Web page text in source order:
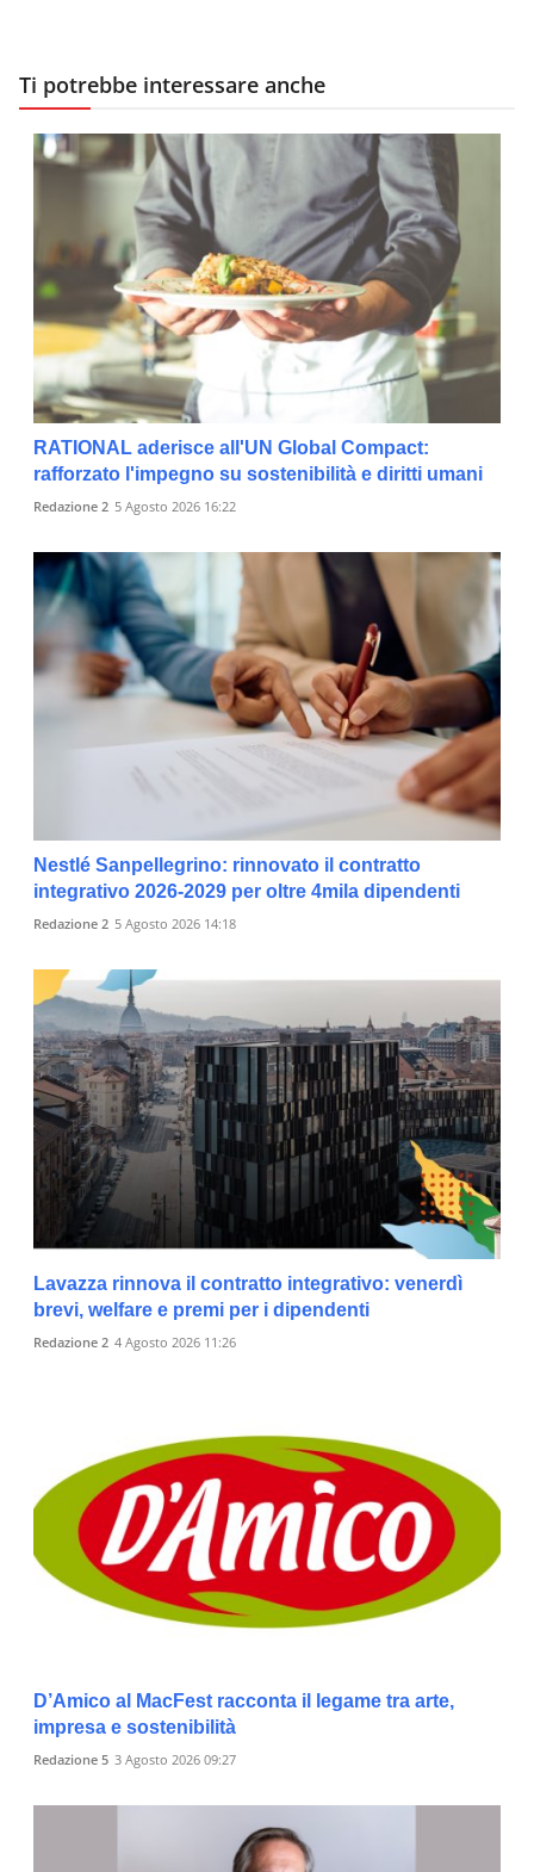
Ti potrebbe interessare anche
RATIONAL aderisce all'UN Global Compact:
rafforzato l'impegno su sostenibilità e diritti umani
Redazione 2 5 Agosto 2026 16:22
Nestlé Sanpellegrino: rinnovato il contratto
integrativo 2026-2029 per oltre 4mila dipendenti
Redazione 2 5 Agosto 2026 14:18
Lavazza rinnova il contratto integrativo: venerdì
brevi, welfare e premi per i dipendenti
Redazione 2 4 Agosto 2026 11:26
D’Amico al MacFest racconta il legame tra arte,
impresa e sostenibilità
Redazione 5 3 Agosto 2026 09:27